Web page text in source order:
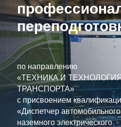
по направлению
«ТЕХНИКА И
ТРАНСПОРТА»
с присвоением
«Диспетчер автомобильного
наземного электрического